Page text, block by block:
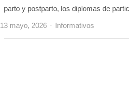
parto y postparto, los diplomas de
13 mayo, 2026 Author
Informativos